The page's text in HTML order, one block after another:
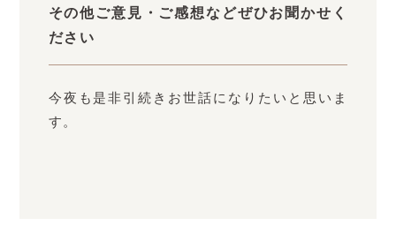
その他ご意見・ご感想などぜひお聞かせく
ださい
今夜も是非引続きお世話になりたいと思いま
す。